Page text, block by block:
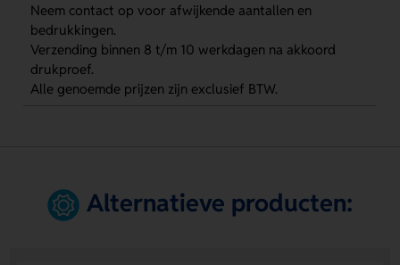
Neem contact op voor afwijkende aantallen en
bedrukkingen.
Verzending binnen 8 t/m 10 werkdagen na akkoord
drukproef.
Alle genoemde prijzen zijn exclusief BTW.
Alternatieve producten: